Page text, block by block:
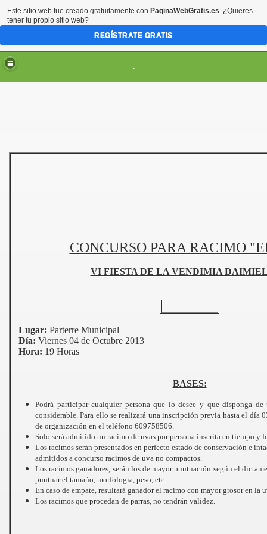
.
CONCURSO PARA RACIMO
VI FIESTA DE LA VENDIMIA DAIMIEL
Lugar: Parterre Municipal
Día: Viernes 04 de Octubre 2013
Hora: 19 Horas
BASES:
Podrá participar cualquier persona que lo desee y que disponga
considerable. Para ello se realizará una inscripción previa hasta el día
de organización en el teléfono 609758506.
Solo será admitido un racimo de uvas por persona inscrita en tiempo y
Los racimos serán presentados en perfecto estado de conservación e
admitidos a concurso racimos de uva no compactos.
Los racimos ganadores, serán los de mayor puntuación según el
puntuar el tamaño, morfología, peso, etc.
En caso de empate, resultará ganador el racimo con mayor grosor en la
Los racimos que procedan de parras, no tendrán validez.
Este sitio web fue creado gratuitamente con PaginaWebGratis.es. ¿Quieres
tener tu propio sitio web?
REGÍSTRATE GRATIS